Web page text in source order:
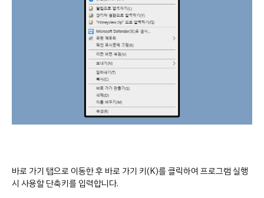
바로 가기 탭으로 이동한 후 바로 가기 키(K)를 클릭하여 프로그램 실행
시 사용할 단축키를 입력합니다.